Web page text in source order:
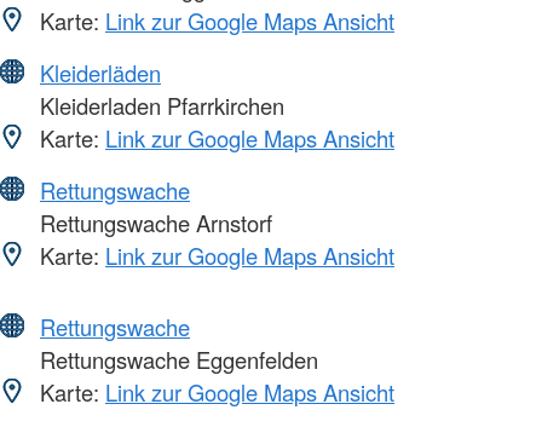
Karte: Link zur Google Maps Ansicht
Kleiderläden
Kleiderladen Pfarrkirchen
Karte: Link zur Google Maps Ansicht
Rettungswache
Rettungswache Arnstorf
Karte: Link zur Google Maps Ansicht
Rettungswache
Rettungswache Eggenfelden
Karte: Link zur Google Maps Ansicht